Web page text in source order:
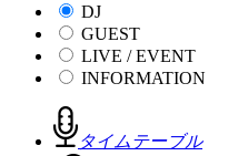
DJ
GUEST
LIVE / EVENT
INFORMATION
タイムテーブル